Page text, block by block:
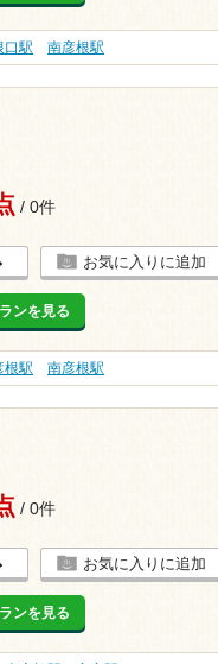
口駅 南彦根駅
/ 0件
お気に入りに追加
ンを見る
根駅 南彦根駅
/ 0件
お気に入りに追加
ンを見る